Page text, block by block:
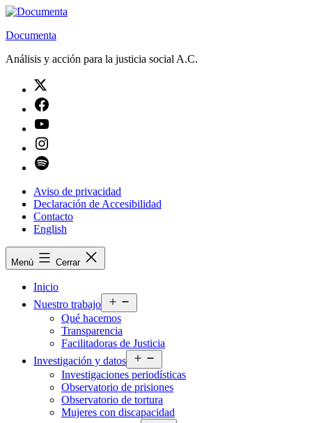
Saltar
contenido
Documenta
Análisis y acción para la justicia social A.C.
Aviso de privacidad
Declaración de Accesibilidad
Contacto
English
Menú Cerrar
Inicio
Nuestro trabajo
el
Qué hacemos
Transparencia
Facilitadoras de Justicia
Investigación y datos
el
menú
Investigaciones periodísticas
Observatorio de prisiones
Observatorio de tortura
Mujeres con discapacidad